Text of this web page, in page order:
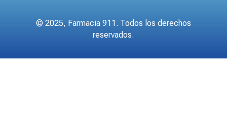
© 2025, Farmacia 911. Todos los derechos
reservados.